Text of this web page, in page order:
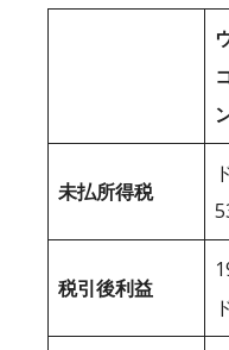
未払所得税
税引後利益